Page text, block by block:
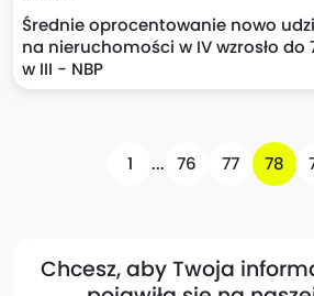
Średnie oprocentowanie nowo
na nieruchomości w IV wzrosło do
w III - NBP
1 ... 76 77 78
Chcesz, aby Twoja